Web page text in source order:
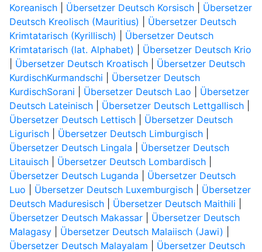
Koreanisch| Übersetzer Deutsch Korsisch| Übersetzer
Deutsch Kreolisch (Mauritius)
Übersetzer Deutsch
Krimtatarisch (Kyrillisch)
Übersetzer Deutsch
Krimtatarisch (lat. Alphabet)
Übersetzer Deutsch Krio
Übersetzer Deutsch Kroatisch| Übersetzer Deutsch
KurdischKurmandschi
Übersetzer Deutsch
KurdischSorani
Übersetzer Deutsch Lao
Übersetzer
Deutsch Lateinisch| Übersetzer Deutsch Lettgallisch|
Übersetzer Deutsch Lettisch| Übersetzer Deutsch
Ligurisch| Übersetzer Deutsch Limburgisch|
Übersetzer Deutsch Lingala
Übersetzer Deutsch
Litauisch| Übersetzer Deutsch Lombardisch|
Übersetzer Deutsch Luganda
Übersetzer Deutsch
Luo
Übersetzer Deutsch Luxemburgisch| Übersetzer
Deutsch Maduresisch| Übersetzer Deutsch Maithili
Übersetzer Deutsch Makassar| Übersetzer Deutsch
Malagasy| Übersetzer Deutsch Malaiisch (Jawi)
Übersetzer Deutsch Malayalam
Übersetzer Deutsch